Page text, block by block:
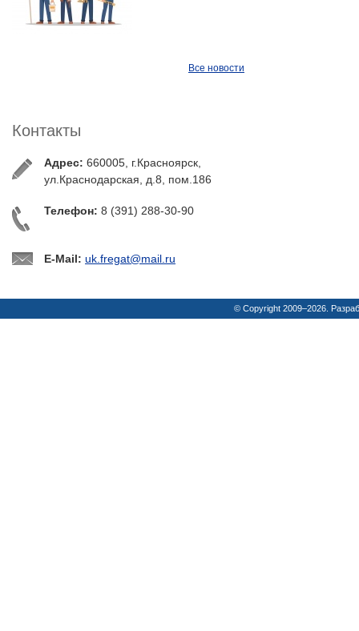
Все новости
Контакты
Адрес: 660005, г.Красноярск,
ул.Краснодарская, д.8, пом.186
Телефон: 8 (391) 288-30-90
E-Mail: uk.fregat@mail.ru
© Copyright 2009–2026.